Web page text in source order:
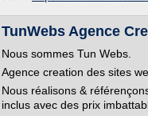
TunWebs Agence
Nous sommes Tun Webs.
Agence creation des sites
Nous réalisons &
inclus avec des prix